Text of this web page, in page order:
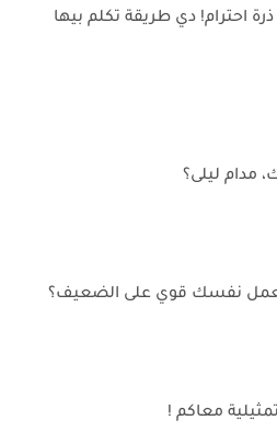
احترام! دي طريقة تكلم بيها
مدام ليلى؟
نفسك قوي على الضعيف؟
معاكم !